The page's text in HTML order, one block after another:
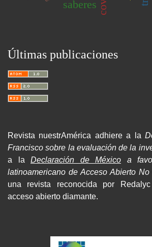
saberes
Últimas publicaciones
Revista nuestrAmérica adhiere a la
Francisco sobre la evaluación de la
a la Declaración de México a
latinoamericano de Acceso Abierto No
una revista reconocida por
acceso abierto diamante.